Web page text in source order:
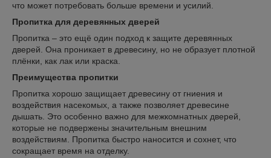
что может потребовать больше времени и усилий.
Пропитка для деревянных дверей
Пропитка – это ещё один подход к защите деревянных
дверей. Она проникает в древесину, но не образует плотной
плёнки, как лак или краска.
Преимущества пропитки
Пропитка хорошо защищает древесину от гниения и
воздействия насекомых, а также позволяет древесине
дышать. Это особенно важно для межкомнатных дверей,
которые не подвержены значительным внешним
воздействиям. Пропитка быстро наносится и сохнет, что
сокращает время на отделку.